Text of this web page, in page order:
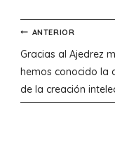
de
entradas
ANTERIOR
Gracias al Ajedrez
hemos conocido la
de la creación